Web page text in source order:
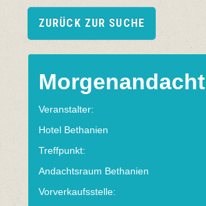
ZURÜCK ZUR SUCHE
Morgenandacht
Veranstalter:
Hotel Bethanien
Treffpunkt:
Andachtsraum Bethanien
Vorverkaufsstelle: